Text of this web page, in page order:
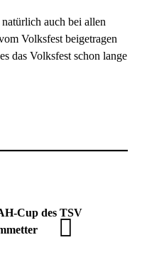
auch bei allen
Volksfest beigetragen
das Volksfest schon lange
Cup des TSV